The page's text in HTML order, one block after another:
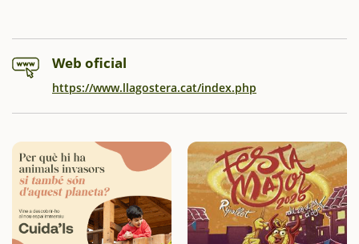
Web oficial
https://www.llagostera.cat/index.php